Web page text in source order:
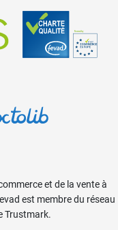
et de la vente à
est membre du réseau
Trustmark.